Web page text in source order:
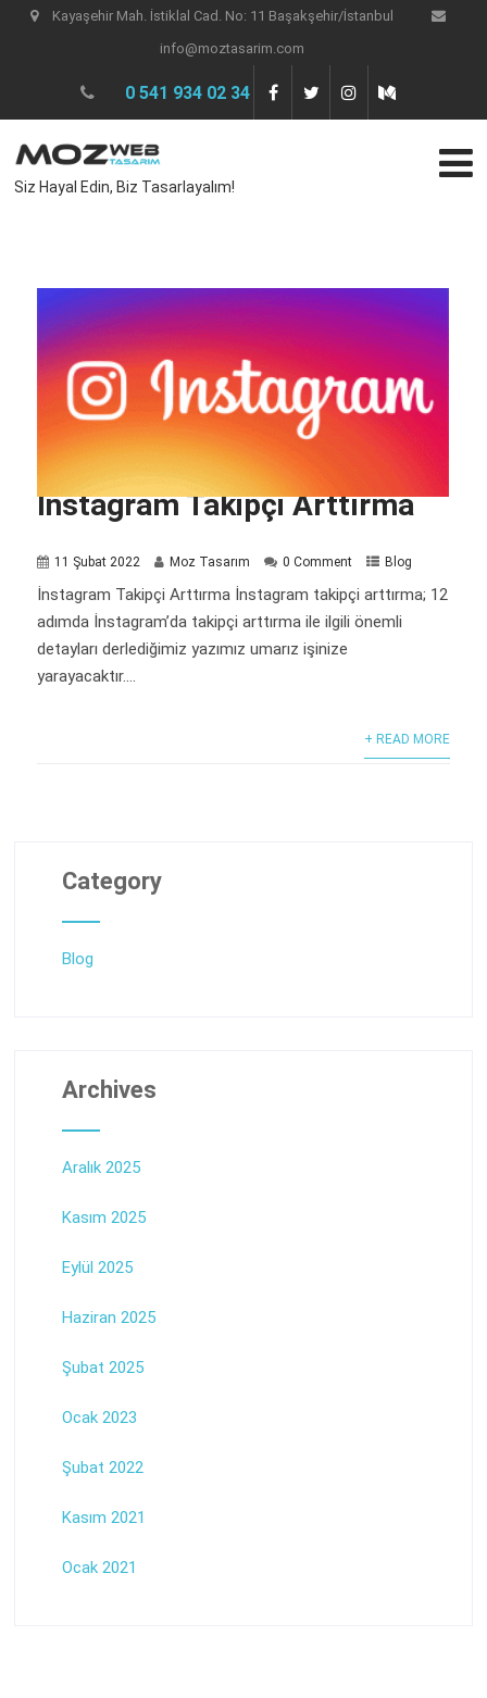
Kayaşehir Mah. İstiklal Cad. No: 11 Başakşehir/İstanbul
info@moztasarim.com
0 541 934 02 34
Siz Hayal Edin, Biz Tasarlayalım!
İnstagram Takipçi Arttırma
11 Şubat 2022 Moz Tasarım 0 Comment Blog
İnstagram Takipçi Arttırma İnstagram takipçi arttırma; 12
adımda İnstagram’da takipçi arttırma ile ilgili önemli
detayları derlediğimiz yazımız umarız işinize
yarayacaktır....
+ READ MORE
Category
Blog
Archives
Aralık 2025
Kasım 2025
Eylül 2025
Haziran 2025
Şubat 2025
Ocak 2023
Şubat 2022
Kasım 2021
Ocak 2021